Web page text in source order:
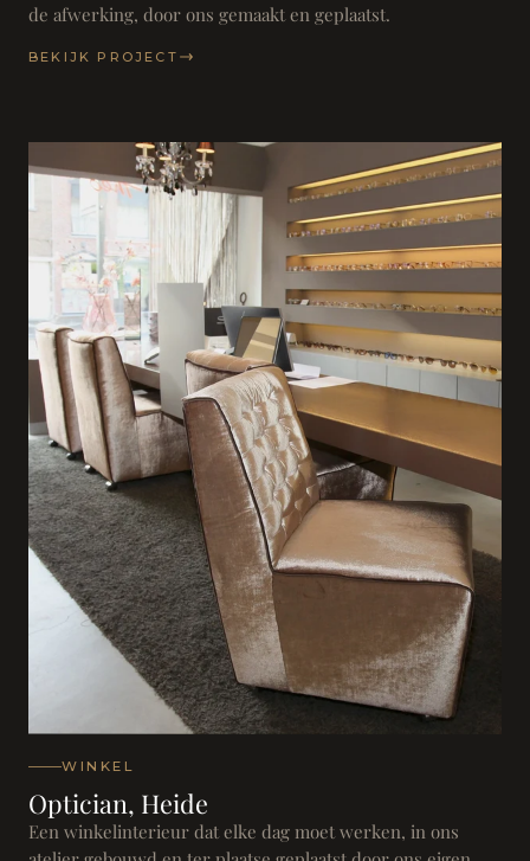
de afwerking, door ons gemaakt en geplaatst.
BEKIJK PROJECT
WINKEL
Optician, Heide
Een winkelinterieur dat elke dag moet werken, in ons